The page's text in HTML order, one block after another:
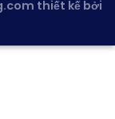
thiết kế bởi